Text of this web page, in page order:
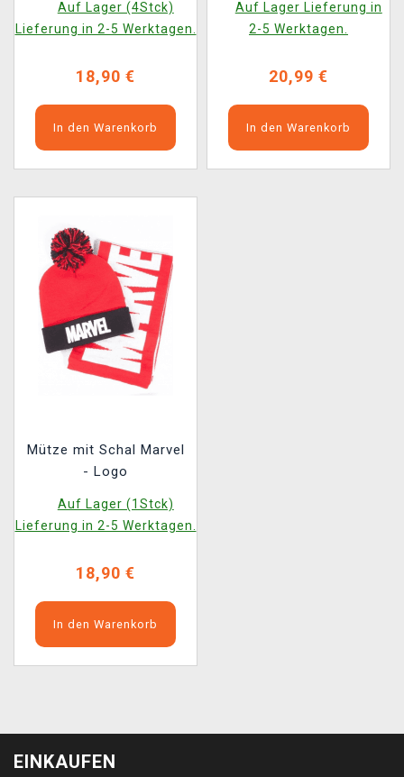
Auf Lager (4Stck)
Lieferung in 2-5 Werktagen.
18,90 €
In den Warenkorb
Auf Lager Lieferung in
2-5 Werktagen.
20,99 €
In den Warenkorb
Mütze mit Schal Marvel
- Logo
Auf Lager (1Stck)
Lieferung in 2-5 Werktagen.
18,90 €
In den Warenkorb
EINKAUFEN